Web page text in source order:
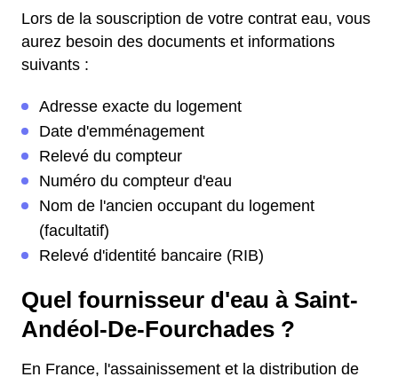
Lors de la souscription de votre contrat eau, vous
aurez besoin des documents et informations
suivants :
Adresse exacte du logement
Date d'emménagement
Relevé du compteur
Numéro du compteur d'eau
Nom de l'ancien occupant du logement
(facultatif)
Relevé d'identité bancaire (RIB)
Quel fournisseur d'eau à Saint-
Andéol-De-Fourchades ?
En France, l'assainissement et la distribution de